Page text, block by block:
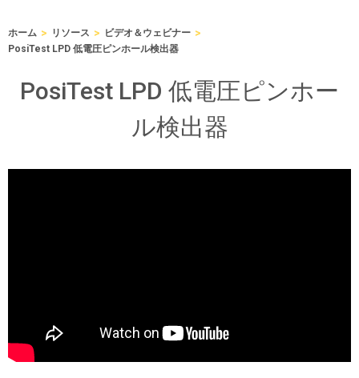
ホーム > リソース > ビデオ＆ウェビナー >
PosiTest LPD 低電圧ピンホール検出器
PosiTest LPD 低電圧ピンホー
ル検出器